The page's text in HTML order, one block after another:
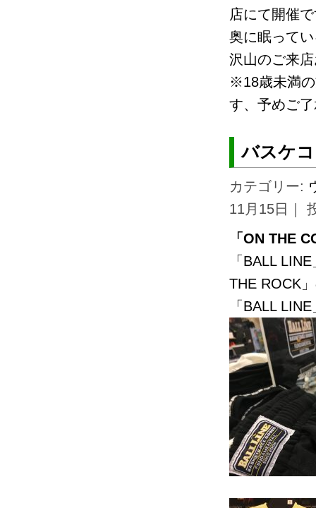
店にて開催で
奥に眠って
沢山のご来
※18歳未満の
す、予めご
バスケ
カテゴリー:
11月15日｜
「ON THE
「BALL
THE ROCK
「BALL LINE